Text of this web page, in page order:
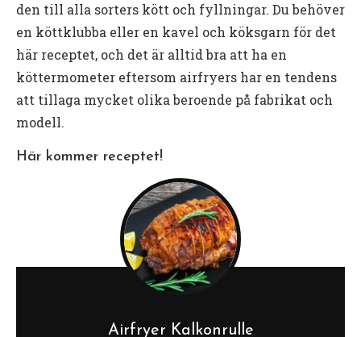
den till alla sorters kött och fyllningar. Du behöver
en köttklubba eller en kavel och köksgarn för det
här receptet, och det är alltid bra att ha en
köttermometer eftersom airfryers har en tendens
att tillaga mycket olika beroende på fabrikat och
modell.
Här kommer receptet!
Airfryer Kalkonrulle